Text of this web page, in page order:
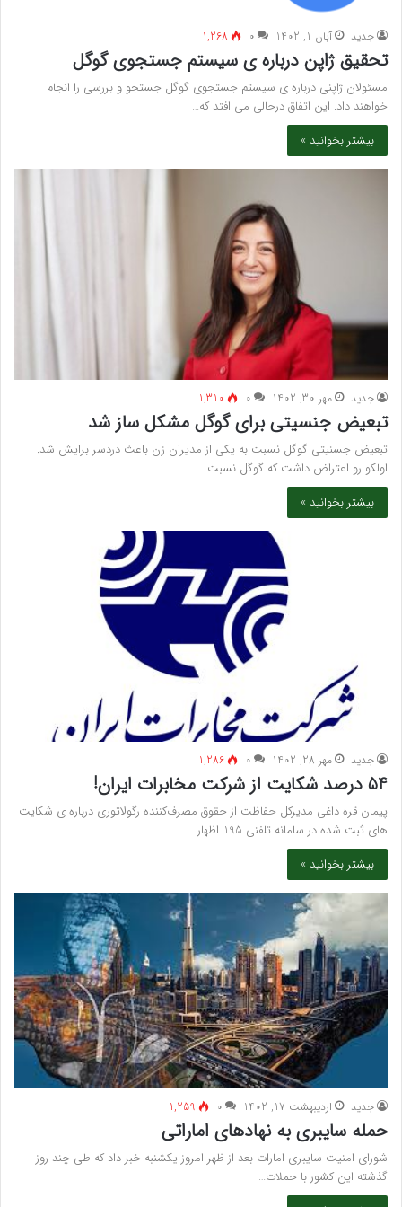
جدید آبان 1, 1402 ۰ 1,268
تحقیق ژاپن درباره ی سیستم جستجوی گوگل
مسئولان ژاپنی درباره ی سیستم جستجوی گوگل جستجو و بررسی را انجام
خواهند داد. این اتفاق درحالی می افتد که…
بیشتر بخوانید »
جدید مهر 30, 1402 ۰ 1,310
تبعیض جنسیتی برای گوگل مشکل ساز شد
تبعیض جسنیتی گوگل نسبت به یکی از مدیران زن باعث دردسر برایش شد.
اولکو رو اعتراض داشت که گوگل نسبت…
بیشتر بخوانید »
جدید مهر 28, 1402 ۰ 1,286
54 درصد شکایت از شرکت مخابرات ایران!
پیمان قره داغی مدیرکل حفاظت از حقوق مصرف‌کننده رگولاتوری درباره ی شکایت
های ثبت شده در سامانه تلفنی 195 اظهار…
بیشتر بخوانید »
جدید اردیبهشت 17, 1402 ۰ 1,259
حمله سایبری به نهادهای اماراتی
شورای امنیت سایبری امارات بعد از ظهر امروز یکشنبه خبر داد که طی چند روز
گذشته این کشور با حملات…